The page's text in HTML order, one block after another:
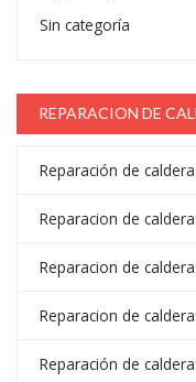
Sin categoría
REPARACION DE
Reparación de
Reparacion de
Reparacion de
Reparacion de
Reparación de